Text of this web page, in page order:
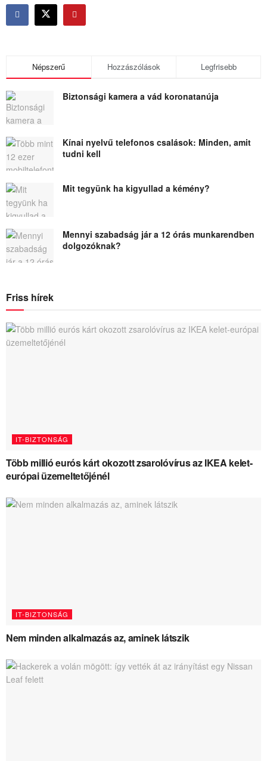
Népszerű Hozzászólások Legfrisebb
Biztonsági kamera a vád koronatanúja
Kínai nyelvű telefonos csalások: Minden, amit
tudni kell
Mit tegyünk ha kigyullad a kémény?
Mennyi szabadság jár a 12 órás munkarendben
dolgozóknak?
Friss hírek
IT-BIZTONSÁG
Több millió eurós kárt okozott zsarolóvírus az IKEA kelet-
európai üzemeltetőjénél
IT-BIZTONSÁG
Nem minden alkalmazás az, aminek látszik